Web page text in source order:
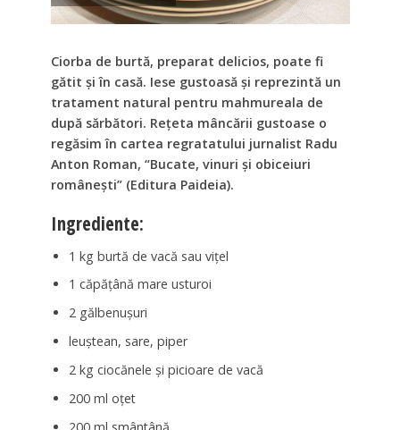
Ciorba de burtă, preparat delicios, poate fi
gătit şi în casă. Iese gustoasă şi reprezintă un
tratament natural pentru mahmureala de
după sărbători. Reţeta mâncării gustoase o
regăsim în cartea regratatului jurnalist Radu
Anton Roman, “Bucate, vinuri şi obiceiuri
româneşti” (Editura Paideia).
Ingrediente:
1 kg burtă de vacă sau viţel
1 căpăţână mare usturoi
2 gălbenuşuri
leuştean, sare, piper
2 kg ciocănele şi picioare de vacă
200 ml oţet